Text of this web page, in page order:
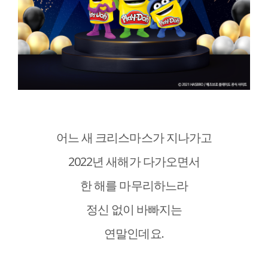
어느 새 크리스마스가 지나가고
2022년 새해가 다가오면서
한 해를 마무리하느라
정신 없이 바빠지는
연말인데요.